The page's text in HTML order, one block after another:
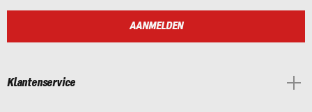
AANMELDEN
Klantenservice